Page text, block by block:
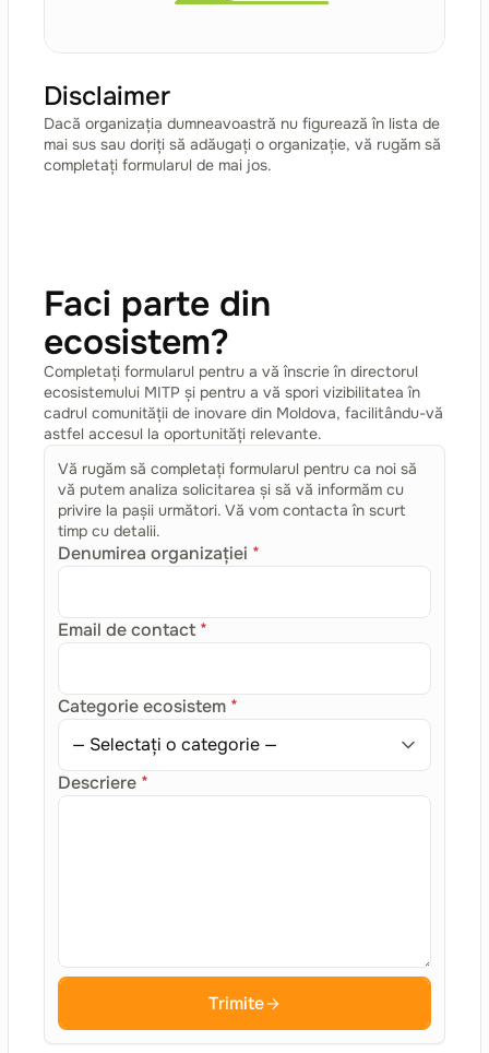
Disclaimer
Dacă organizația dumneavoastră nu figurează în lista de
mai sus sau doriți să adăugați o organizație, vă rugăm să
completați formularul de mai jos.
Faci parte din
ecosistem?
Completați formularul pentru a vă înscrie în directorul
ecosistemului MITP și pentru a vă spori vizibilitatea în
cadrul comunității de inovare din Moldova, facilitându-vă
astfel accesul la oportunități relevante.
Vă rugăm să completați formularul pentru ca noi să
vă putem analiza solicitarea și să vă informăm cu
privire la pașii următori. Vă vom contacta în scurt
timp cu detalii.
Denumirea organizației *
Email de contact *
Categorie ecosistem *
Descriere *
Trimite